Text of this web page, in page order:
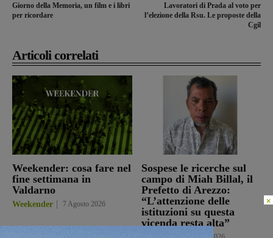
Giorno della Memoria, un film e i libri
per ricordare
Lavoratori di Prada al voto per
l’elezione della Rsu. Le proposte della
Cgil
Articoli correlati
Weekender: cosa fare nel
fine settimana in
Valdarno
Weekender 7 Agosto 2026
Sospese le ricerche sul
campo di Miah Billal, il
Prefetto di Arezzo:
“L’attenzione delle
istituzioni su questa
vicenda resta alta”
×